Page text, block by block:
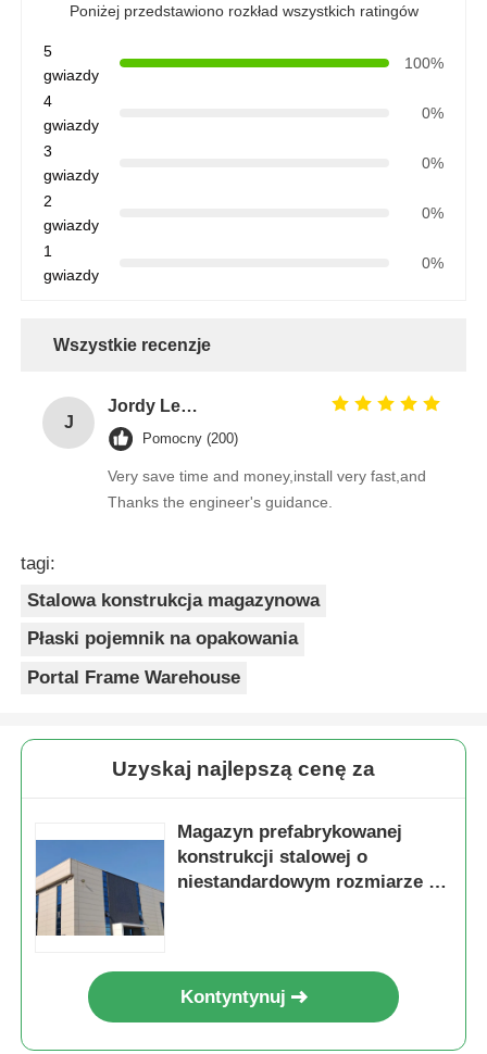
Poniżej przedstawiono rozkład wszystkich ratingów
5
gwiazdy
100%
4
gwiazdy
0%
3
gwiazdy
0%
2
gwiazdy
0%
1
gwiazdy
0%
Wszystkie recenzje
J
Jordy Leong
Pomocny (200)
Very save time and money,install very fast,and
Thanks the engineer's guidance.
tagi:
Stalowa konstrukcja magazynowa
Płaski pojemnik na opakowania
Portal Frame Warehouse
Uzyskaj najlepszą cenę za
Magazyn prefabrykowanej
konstrukcji stalowej o
niestandardowym rozmiarze z
Kontyntynuj